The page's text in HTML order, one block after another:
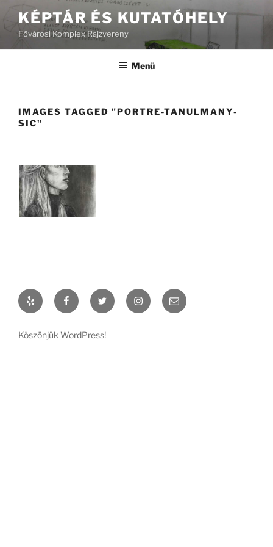
Tartalomhoz
KÉPTÁR ÉS KUTATÓHELY
Fővárosi Komplex Rajzvereny
Menü
IMAGES TAGGED "PORTRE-TANULMANY-
SIC"
Yelp FacebookTwitter InstagramEmail
Köszönjük WordPress!